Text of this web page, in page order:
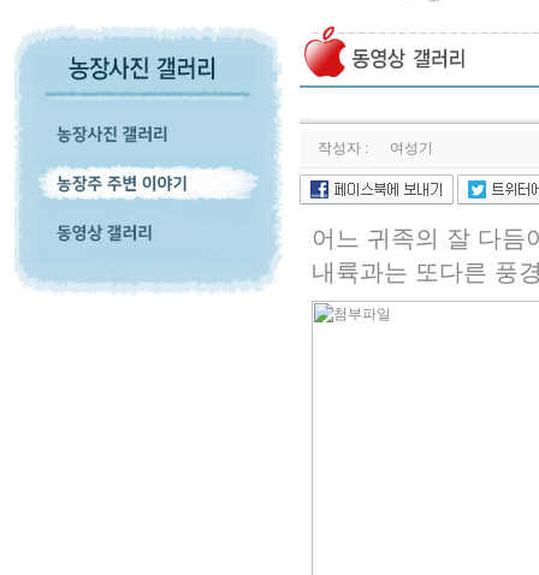
작성자 : 여성기
어느 귀족의 잘 다듬
내륙과는 또다른 풍